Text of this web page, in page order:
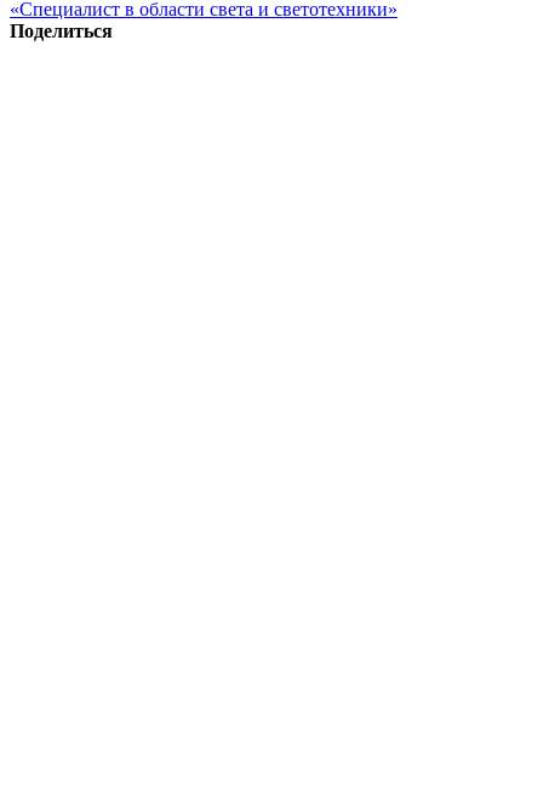
«Специалист в области света и светотехники»
Поделиться